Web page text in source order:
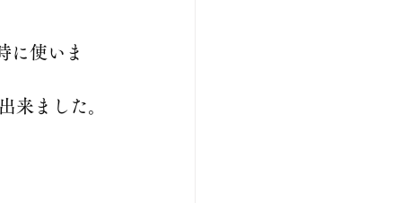
に使いま
来ました。